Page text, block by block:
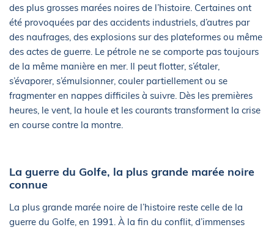
des plus grosses marées noires de l’histoire. Certaines ont
été provoquées par des accidents industriels, d’autres par
des naufrages, des explosions sur des plateformes ou même
des actes de guerre. Le pétrole ne se comporte pas toujours
de la même manière en mer. Il peut flotter, s’étaler,
s’évaporer, s’émulsionner, couler partiellement ou se
fragmenter en nappes difficiles à suivre. Dès les premières
heures, le vent, la houle et les courants transforment la crise
en course contre la montre.
La guerre du Golfe, la plus grande marée noire
connue
La plus grande marée noire de l’histoire reste celle de la
guerre du Golfe, en 1991. À la fin du conflit, d’immenses